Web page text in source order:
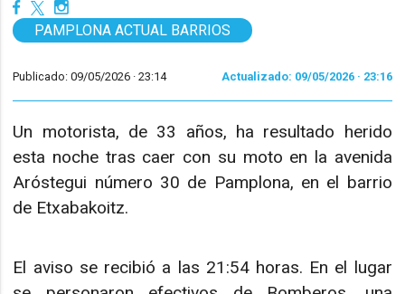
PAMPLONA ACTUAL BARRIOS
Publicado: 09/05/2026 ·23:14 Actualizado: 09/05/2026 · 23:16
Un motorista, de 33 años, ha resultado herido
esta noche tras caer con su moto en la avenida
Aróstegui número 30 de Pamplona, en el barrio
de Etxabakoitz.
El aviso se recibió a las 21:54 horas. En el lugar